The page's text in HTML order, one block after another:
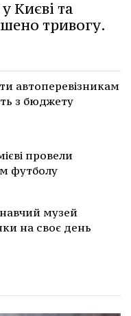
Києві та
тривогу.
автоперевізникам
з бюджету
провели
футболу
музей
на своє день